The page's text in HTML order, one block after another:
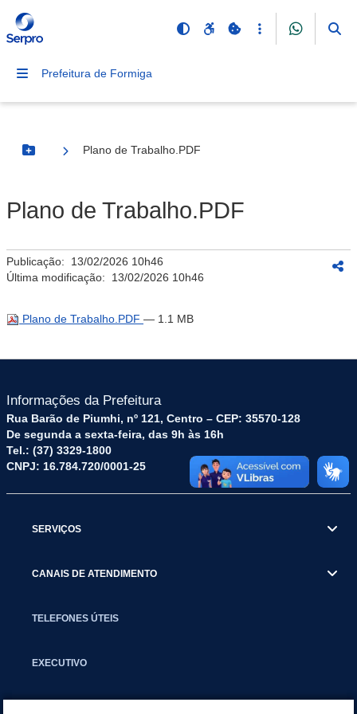
Prefeitura de Formiga
Botão Menu
Plano de Trabalho.PDF
Plano de Trabalho.PDF
Publicação: 13/02/2026 10h46
Última modificação: 13/02/2026 10h46
Plano de Trabalho.PDF — 1.1 MB
Informações da Prefeitura
Rua Barão de Piumhi, nº 121, Centro – CEP: 35570-128
De segunda a sexta-feira, das 9h às 16h
Tel.: (37) 3329-1800
CNPJ: 16.784.720/0001-25
SERVIÇOS
CANAIS DE ATENDIMENTO
TELEFONES ÚTEIS
EXECUTIVO